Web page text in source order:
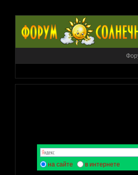
на сайте в интернете